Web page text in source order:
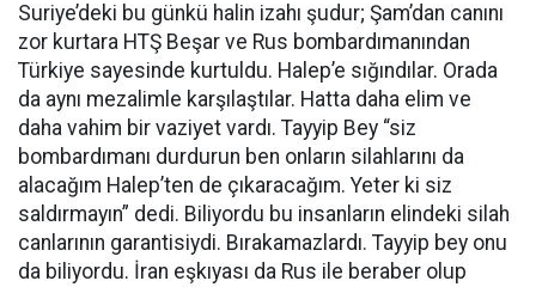
Suriye’deki bu günkü halin izahı şudur; Şam’dan canını
zor kurtara HTŞ Beşar ve Rus bombardımanından
Türkiye sayesinde kurtuldu. Halep’e sığındılar. Orada
da aynı mezalimle karşılaştılar. Hatta daha elim ve
daha vahim bir vaziyet vardı. Tayyip Bey “siz
bombardımanı durdurun ben onların silahlarını da
alacağım Halep’ten de çıkaracağım. Yeter ki siz
saldırmayın” dedi. Biliyordu bu insanların elindeki silah
canlarının garantisiydi. Bırakamazlardı. Tayyip bey onu
da biliyordu. İran eşkıyası da Rus ile beraber olup